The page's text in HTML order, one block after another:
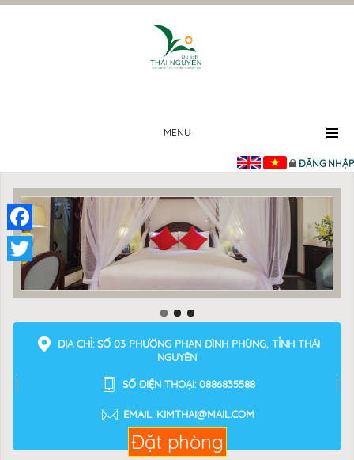
MENU
ĐĂNG NHẬP
ĐỊA CHỈ: SỐ 03 PHƯỜNG PHAN ĐÌNH PHÙNG, TỈNH THÁI
NGUYÊN
SỐ ĐIỆN THOẠI: 0886835588
EMAIL: KIMTHAI@MAIL.COM
Đặt phòng
Facebook
Twitter